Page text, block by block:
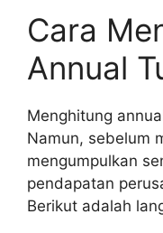
Cara
Annual
Menghitung
Namun, sebelum
mengumpulkan
pendapatan
Berikut adalah